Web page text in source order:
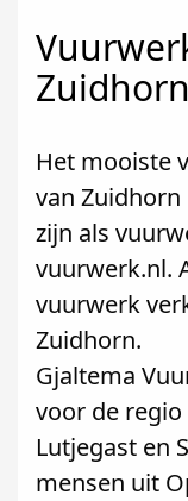
Zuidhorn
Het mooiste
van
zijn als
vuurwerk.nl.
vuurwerk
Zuidhorn.
Gjaltema
voor de
Lutjegast en
mensen uit